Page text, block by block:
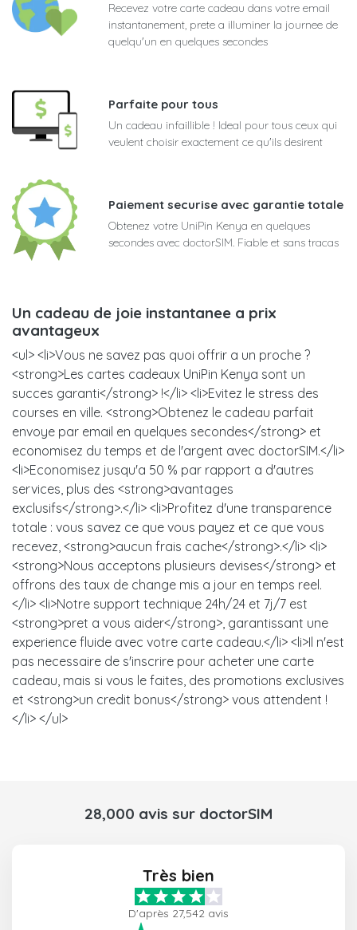
Recevez votre carte cadeau dans votre email
instantanement, prete a illuminer la journee de
quelqu'un en quelques secondes
Parfaite pour tous
Un cadeau infaillible ! Ideal pour tous ceux qui
veulent choisir exactement ce qu'ils desirent
Paiement securise avec garantie totale
Obtenez votre UniPin Kenya en quelques
secondes avec doctorSIM. Fiable et sans tracas
Un cadeau de joie instantanee a prix
avantageux
<ul> <li>Vous ne savez pas quoi offrir a un proche ?
<strong>Les cartes cadeaux UniPin Kenya sont un
succes garanti</strong> !</li> <li>Evitez le stress des
courses en ville. <strong>Obtenez le cadeau parfait
envoye par email en quelques secondes</strong> et
economisez du temps et de l'argent avec doctorSIM.</li>
<li>Economisez jusqu'a 50 % par rapport a d'autres
services, plus des <strong>avantages
exclusifs</strong>.</li> <li>Profitez d'une transparence
totale : vous savez ce que vous payez et ce que vous
recevez, <strong>aucun frais cache</strong>.</li> <li>
<strong>Nous acceptons plusieurs devises</strong> et
offrons des taux de change mis a jour en temps reel.
</li> <li>Notre support technique 24h/24 et 7j/7 est
<strong>pret a vous aider</strong>, garantissant une
experience fluide avec votre carte cadeau.</li> <li>Il n'est
pas necessaire de s'inscrire pour acheter une carte
cadeau, mais si vous le faites, des promotions exclusives
et <strong>un credit bonus</strong> vous attendent !
</li> </ul>
28,000 avis sur doctorSIM
Très bien
D'après 27,542 avis